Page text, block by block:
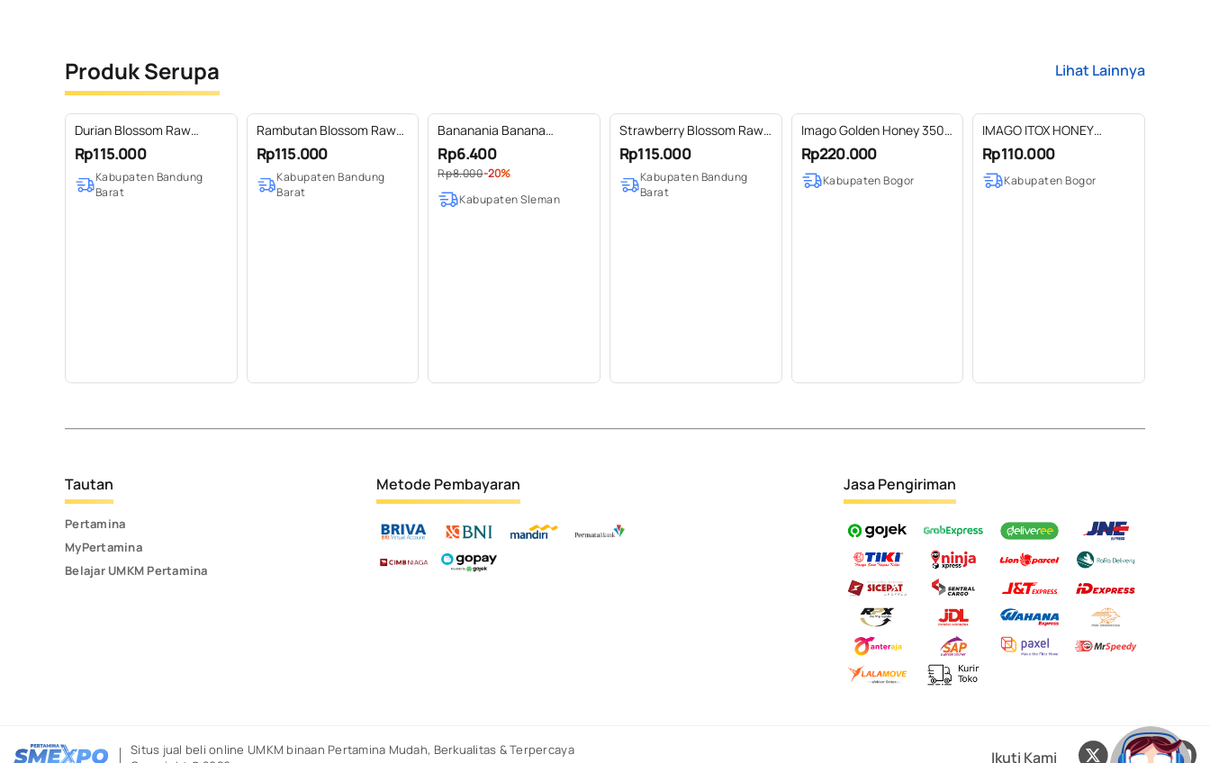
Produk Serupa Lihat Lainnya
Durian Blossom Raw
Honey
Rp115.000
Kabupaten Bandung
Barat
Rambutan Blossom Raw
Honey
Rp115.000
Kabupaten Bandung
Barat
Bananania Banana
cookies granola
Rp6.400
Rp8.000-20%
Kabupaten Sleman
Strawberry Blossom Raw
Honey
Rp115.000
Kabupaten Bandung
Barat
Imago Golden Honey 350
ml (Hampers)
Rp220.000
Kabupaten Bogor
IMAGO ITOX HONEY
REGULAR 205 GR
Rp110.000
Kabupaten Bogor
Tautan
Pertamina
MyPertamina
Belajar UMKM Pertamina
Metode Pembayaran Jasa Pengiriman
Situs jual beli online UMKM binaan Pertamina Mudah, Berkualitas & Terpercaya
Ikuti Kami